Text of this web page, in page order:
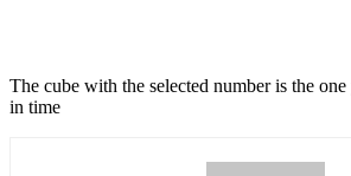
The cube with the selected number is the
in time